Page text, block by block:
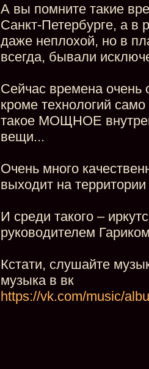
А вы помните такие
Санкт-Петербурге, а в
даже неплохой, но в
всегда, бывали
Сейчас времена очень
кроме технологий
такое МОЩНОЕ
вещи...
Очень много
выходит на
И среди такого –
руководителем
Кстати, слушайте
музыка в вк
https://vk.com/music/